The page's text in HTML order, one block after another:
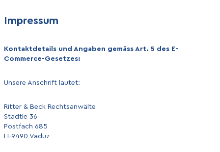
Impressum
Kontaktdetails und Angaben gemäss Art. 5 des E-
Commerce-Gesetzes:
Unsere Anschrift lautet:
Ritter & Beck Rechtsanwälte
Städtle 36
Postfach 685
LI-9490 Vaduz